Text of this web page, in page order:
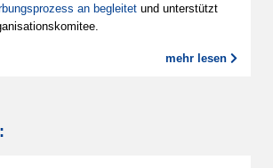
an beglei­tet und unter­stützt
mehr lesen